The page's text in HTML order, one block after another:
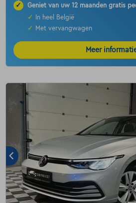
✓
Geniet van uw 12 maanden gratis
✓
In heel België
✓
Met vervangwagen
Meer